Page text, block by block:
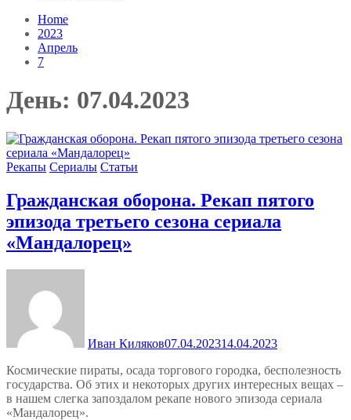
Home
2023
Апрель
7
День: 07.04.2023
Рекапы Сериалы Статьи
Гражданская оборона. Рекап пятого
эпизода третьего сезона сериала
«Мандалорец»
Иван Киляков07.04.202314.04.2023
Космические пираты, осада торгового городка, бесполезность
государства. Об этих и некоторых других интересных вещах –
в нашем слегка запоздалом рекапе нового эпизода сериала
«Мандалорец».